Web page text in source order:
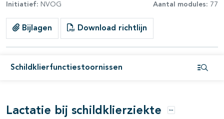
Initiatief: NVOG Aantal modules: 77
Bijlagen Download richtlijn
Schildklierfunctiestoornissen
open- en dichtklappen
Lactatie bij schildklierziekte Opties